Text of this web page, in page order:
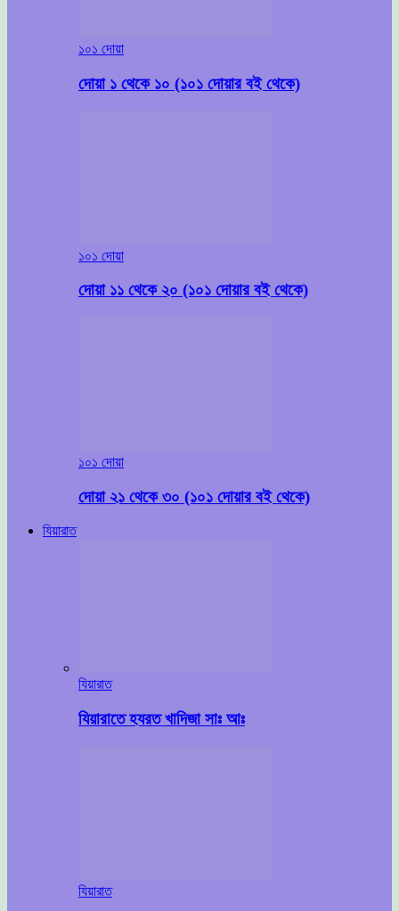
১০১ দোয়া
দোয়া ১ থেকে ১০ (১০১ দোয়ার বই থেকে)
১০১ দোয়া
দোয়া ১১ থেকে ২০ (১০১ দোয়ার বই থেকে)
১০১ দোয়া
দোয়া ২১ থেকে ৩০ (১০১ দোয়ার বই থেকে)
যিয়ারাত
যিয়ারাত
যিয়ারাতে হযরত খাদিজা সাঃ আঃ
যিয়ারাত